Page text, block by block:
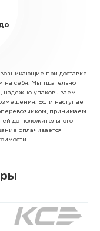
возникающие при доставке
на себя. Мы тщательно
надежно упаковываем
Если наступает
принимаем
до положительного
оплачивается